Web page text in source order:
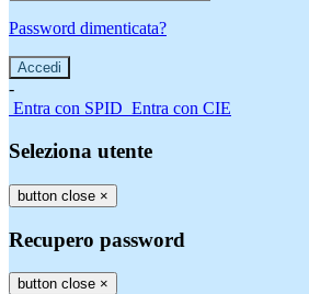
Password dimenticata?
-
Entra con SPID Entra con CIE
Seleziona utente
button close ×
Recupero password
button close ×